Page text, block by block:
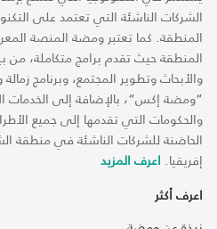
الشركات الناشئة التي تعتمد على
المنطقة. كما تعتبر ومضة المنصة
المنطقة حيث تقدم برامج متكاملة، من
والأبحاث وتطوير المجتمع، وبرنامج
“ومضة إكس“، بالإضافة إلى الخدمات
والحكومات التي تقدمها إلى جميع
الحاضنة للشركات الناشئة في منطقة
إفريقيا. اعرف المزيد
اعرف أكثر